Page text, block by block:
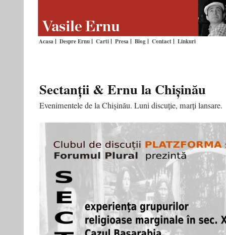
Acasa Despre Ernu Carti Presa Blog Contact Linkuri
Sectanții & Ernu la Chișinău
Evenimentele de la Chișinău. Luni discuție, marți lansare.